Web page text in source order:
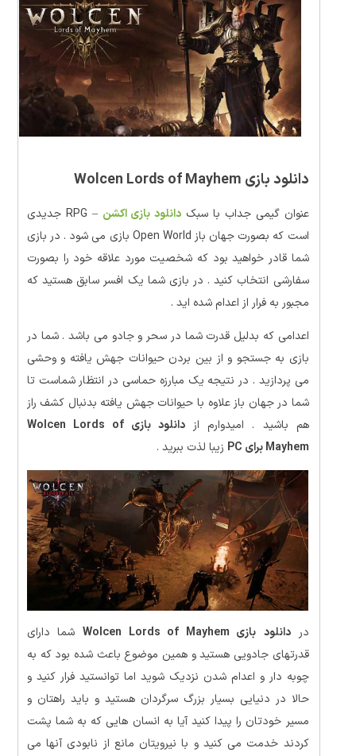
دانلود بازی Wolcen Lords of Mayhem
عنوان گیمی جداب با سبک دانلود بازی اکشن
– RPG جدیدی
است که بصورت جهان باز Open World بازی می شود . در بازی
شما قادر خواهید بود که شخصیت مورد علاقه خود را بصورت
سفارشی انتخاب کنید . در بازی شما یک افسر سابق هستید که
مجبور به فرار از اعدام شده اید .
اعدامی که بدلیل قدرت شما در سحر و جادو می باشد . شما در
بازی به جستجو و از بین بردن حیوانات جهش یافته و وحشی
می پردازید . در نتیجه یک مبارزه حماسی در انتظار شماست تا
شما در جهان باز علاوه با حیوانات جهش یافته بدنبال کشف راز
هم باشید . امیدوارم از
دانلود بازی Wolcen Lords of
Mayhem برای PC
زیبا لذت ببرید .
در دانلود بازی Wolcen Lords of Mayhem
شما دارای
قدرتهای جادویی هستید و همین موضوع باعث شده بود که به
چوبه دار و اعدام شدن نزدیک شوید اما توانستید فرار کنید و
حالا در دنیایی بسیار بزرگ سرگردان هستید و باید راهتان و
مسیر خودتان را پیدا کنید آیا به انسان هایی که به شما پشت
کردند خدمت می کنید و با نیرویتان مانع از نابودی آنها می